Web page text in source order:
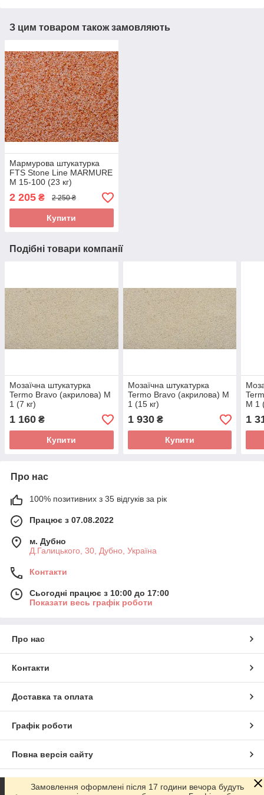
З цим товаром також замовляють
Мармурова штукатурка
FTS Stone Line MARMURE
M 15-100 (23 кг)
2 205 ₴ 2 250 ₴
Купити
Подібні товари компанії
Мозаїчна штукатурка
Termo Bravo (акрилова) М
1 (7 кг)
1 160 ₴
Купити
Мозаїчна штукатурка
Termo Bravo (акрилова) М
1 (15 кг)
1 930₴
Купити
М 1
1
Про нас
100% позитивних з 35 відгуків за рік
Працює з 07.08.2022
м. Дубно
Д.Галицького, 30, Дубно, Україна
Контакти
Сьогодні працює з 10:00 до 17:00
Показати весь графік роботи
Про нас
Контакти
Доставка та оплата
Графік роботи
Повна версія сайту
Сайт створено на маркетплейсі Prom.ua
Замовлення оформлені після 17 години вечора будуть